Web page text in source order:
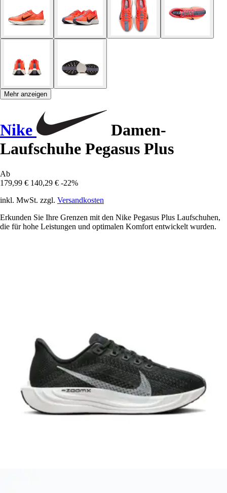
Mehr anzeigen
Nike
Damen-
Laufschuhe Pegasus Plus
Ab
179,99 € 140,29 € -22%
inkl. MwSt. zzgl. Versandkosten
Erkunden Sie Ihre Grenzen mit den Nike Pegasus Plus Laufschuhen,
die für hohe Leistungen und optimalen Komfort entwickelt wurden.